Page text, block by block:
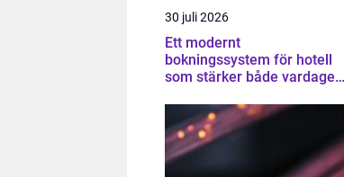
30 juli 2026
Ett modernt
bokningssystem för hotell
som stärker både vardagen